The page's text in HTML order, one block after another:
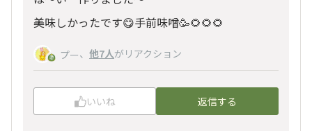
美味しかったです😋手前味噌🥳🌻🌻🌻
プー、 他7人がリアクション
いいね 返信する